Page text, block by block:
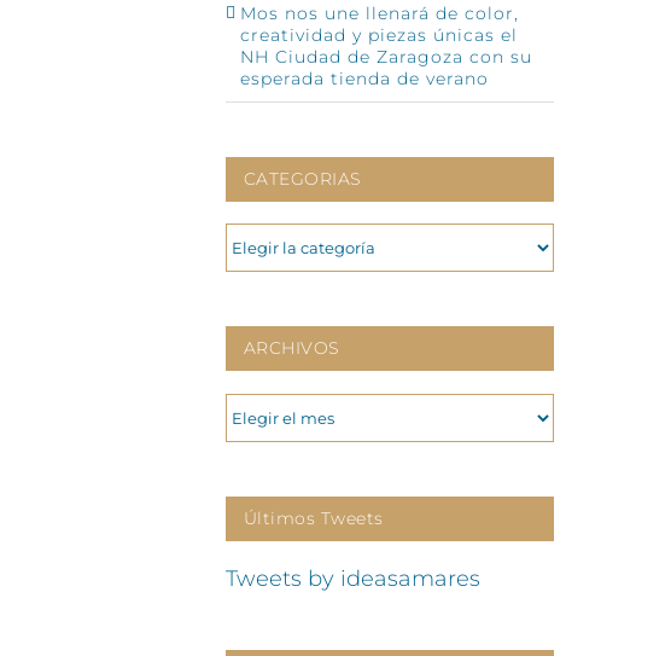
Mos nos une llenará de color,
creatividad y piezas únicas el
NH Ciudad de Zaragoza con su
esperada tienda de verano
CATEGORIAS
CATEGORIAS
ARCHIVOS
ARCHIVOS
Últimos Tweets
Tweets by ideasamares